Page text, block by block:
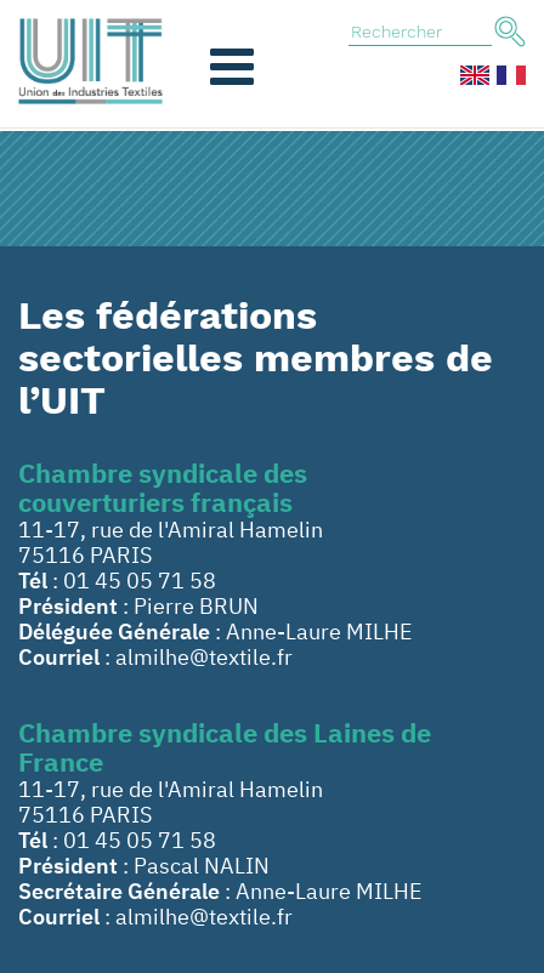
Les fédérations
sectorielles membres de
l’UIT
Chambre syndicale des
couverturiers français
11-17, rue de l'Amiral Hamelin
75116 PARIS
Tél : 01 45 05 71 58
Président : Pierre BRUN
Déléguée Générale : Anne-Laure MILHE
Courriel : almilhe@textile.fr
Chambre syndicale des Laines de
France
11-17, rue de l'Amiral Hamelin
75116 PARIS
Tél : 01 45 05 71 58
Président : Pascal NALIN
Secrétaire Générale : Anne-Laure MILHE
Courriel : almilhe@textile.fr